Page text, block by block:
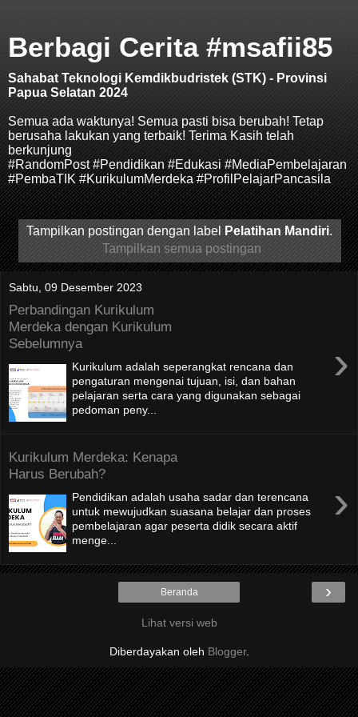
Berbagi Cerita #msafii85
Sahabat Teknologi Kemdikbudristek (STK) - Provinsi
Papua Selatan 2024
Semua ada waktunya! Semua pasti bisa berubah! Tetap
berusaha lakukan yang terbaik! Terima Kasih telah
berkunjung
#RandomPost #Pendidikan #Edukasi #MediaPembelajaran
#PembaTIK #KurikulumMerdeka #ProfilPelajarPancasila
Tampilkan postingan dengan labelPelatihan Mandiri.
Tampilkan semua postingan
Sabtu, 09 Desember 2023
Perbandingan Kurikulum
Merdeka dengan Kurikulum
Sebelumnya
›
Kurikulum adalah seperangkat rencana dan
pengaturan mengenai tujuan, isi, dan bahan
pelajaran serta cara yang digunakan sebagai
pedoman peny...
Kurikulum Merdeka: Kenapa
Harus Berubah?
›
Pendidikan adalah usaha sadar dan terencana
untuk mewujudkan suasana belajar dan proses
pembelajaran agar peserta didik secara aktif
menge...
›
Beranda
Lihat versi web
Diberdayakan oleh Blogger.